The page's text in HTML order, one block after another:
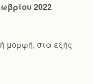
2022
μορφή, στα εξής